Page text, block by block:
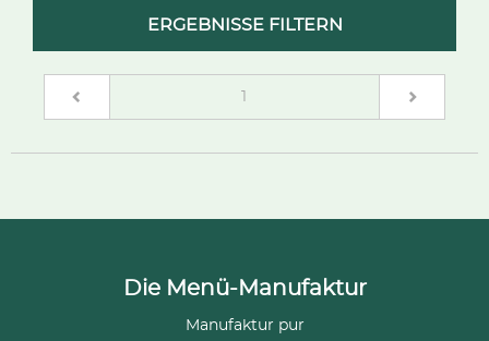
ERGEBNISSE FILTERN
Die Menü-Manufaktur
Manufaktur pur